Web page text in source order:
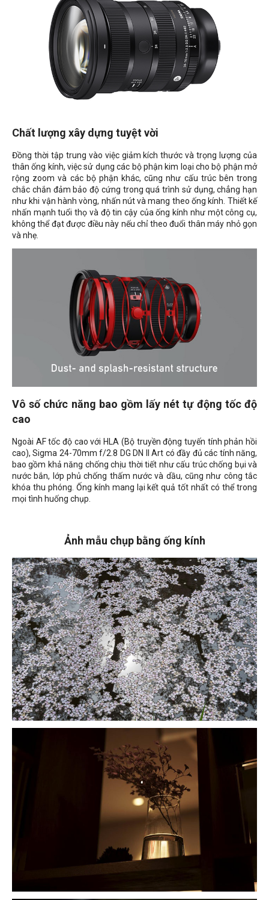
Chất lượng xây dựng tuyệt vời
Đồng thời tập trung vào việc giảm kích thước và trọng lượng của
thân ống kính, việc sử dụng các bộ phận kim loại cho bộ phận mở
rộng zoom và các bộ phận khác, cũng như cấu trúc bên trong
chắc chắn đảm bảo độ cứng trong quá trình sử dụng, chẳng hạn
như khi vận hành vòng, nhấn nút và mang theo ống kính. Thiết kế
nhấn mạnh tuổi thọ và độ tin cậy của ống kính như một công cụ,
không thể đạt được điều này nếu chỉ theo đuổi thân máy nhỏ gọn
và nhẹ.
Vô số chức năng bao gồm lấy nét tự động tốc độ
cao
Ngoài AF tốc độ cao với HLA (Bộ truyền động tuyến tính phản hồi
cao), Sigma 24-70mm f/2.8 DG DN II Art có đầy đủ các tính năng,
bao gồm khả năng chống chịu thời tiết như cấu trúc chống bụi và
nước bắn, lớp phủ chống thấm nước và dầu, cũng như công tắc
khóa thu phóng. Ống kính mang lại kết quả tốt nhất có thể trong
mọi tình huống chụp.
Ảnh mẫu chụp bằng ống kính